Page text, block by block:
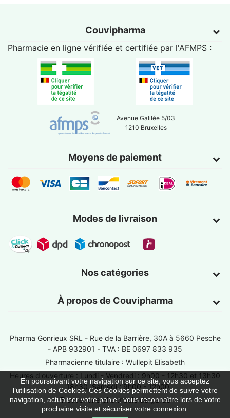
Couvipharma
Pharmacie en ligne vérifiée et certifiée par l'AFMPS :
Avenue Galilée 5/03
1210 Bruxelles
Moyens de paiement
Modes de livraison
Nos catégories
À propos de Couvipharma
En poursuivant votre navigation sur ce site, vous acceptez
l’utilisation de Cookies. Ces Cookies permettent de suivre votre
navigation, actualiser votre panier, vous reconnaître lors de votre
prochaine visite et sécuriser votre connexion.
Pharma Gonrieux SRL - Rue de la Barrière, 30A à 5660 Pesche
- APB 932901 - TVA : BE 0697 833 935
Pharmacienne titulaire : Wullepit Elisabeth
Heures d'ouverture : Lundi - Vendredi : 9h00 - 12h30 et 13h30
- 18h30, Samedi : 9h00 - 12h00
Trouver une pharmacie de garde